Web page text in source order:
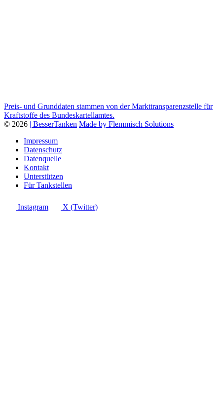
Preis- und Grunddaten stammen von der Markttransparenzstelle für
Kraftstoffe des Bundeskartellamtes.
© 2026 | BesserTanken Made by Flemmisch Solutions
Impressum
Datenschutz
Datenquelle
Kontakt
Unterstützen
Für Tankstellen
Instagram X (Twitter)